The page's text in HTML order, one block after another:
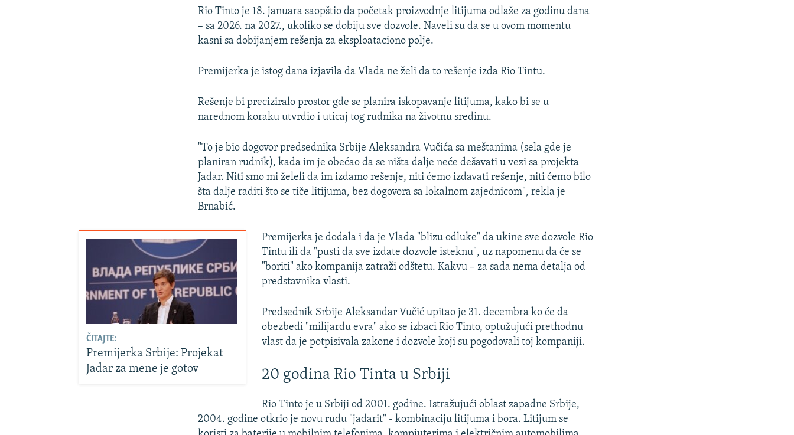
Rio Tinto je 18. januara saopštio da početak proizvodnje litijuma odlaže za godinu dana
– sa 2026. na 2027., ukoliko se dobiju sve dozvole. Naveli su da se u ovom momentu
kasni sa dobijanjem rešenja za eksploataciono polje.
Premijerka je istog dana izjavila da Vlada ne želi da to rešenje izda Rio Tintu.
Rešenje bi preciziralo prostor gde se planira iskopavanje litijuma, kako bi se u
narednom koraku utvrdio i uticaj tog rudnika na životnu sredinu.
"To je bio dogovor predsednika Srbije Aleksandra Vučića sa meštanima (sela gde je
planiran rudnik), kada im je obećao da se ništa dalje neće dešavati u vezi sa projekta
Jadar. Niti smo mi želeli da im izdamo rešenje, niti ćemo izdavati rešenje, niti ćemo bilo
šta dalje raditi što se tiče litijuma, bez dogovora sa lokalnom zajednicom", rekla je
Brnabić.
ČITAJTE:
Premijerka Srbije: Projekat
Jadar za mene je gotov
Premijerka je dodala i da je Vlada "blizu odluke" da ukine sve dozvole Rio
Tintu ili da "pusti da sve izdate dozvole isteknu", uz napomenu da će se
"boriti" ako kompanija zatraži odštetu. Kakvu – za sada nema detalja od
predstavnika vlasti.
Predsednik Srbije Aleksandar Vučić upitao je 31. decembra ko će da
obezbedi "milijardu evra" ako se izbaci Rio Tinto, optužujući prethodnu
vlast da je potpisivala zakone i dozvole koji su pogodovali toj kompaniji.
20 godina Rio Tinta u Srbiji
Rio Tinto je u Srbiji od 2001. godine. Istražujući oblast zapadne Srbije,
2004. godine otkrio je novu rudu "jadarit" - kombinaciju litijuma i bora. Litijum se